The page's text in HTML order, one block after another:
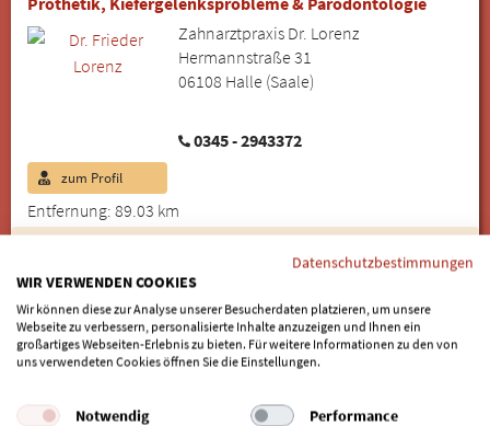
Zahnarztpraxis Dr. Lorenz
Hermannstraße 31
06108 Halle (Saale)
0345 - 2943372
Entfernung: 89.03 km
zum Profil
Implantologie und Zahnärztliche Chirurgie
Zahnarztpraxis Susanne Josch
Ramlinger Straße 43
31303 Burgdorf
05085 - 254
Datenschutzbestimmungen
WIR VERWENDEN COOKIES
Wir können diese zur Analyse unserer Besucherdaten platzieren, um unsere
Webseite zu verbessern, personalisierte Inhalte anzuzeigen und Ihnen ein
großartiges Webseiten-Erlebnis zu bieten. Für weitere Informationen zu den von
uns verwendeten Cookies öffnen Sie die Einstellungen.
Notwendig
Performance